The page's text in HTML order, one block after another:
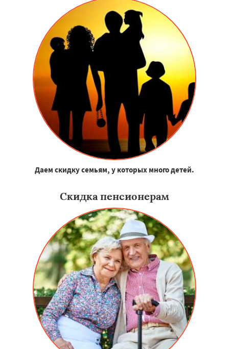
Даем скидку семьям, у которых много детей.
Скидка пенсионерам